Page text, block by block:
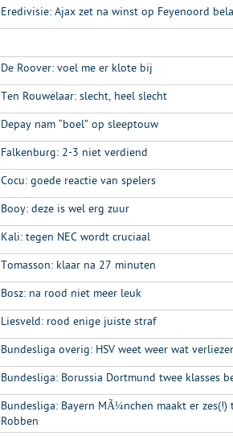
Eredivisie: Ajax zet na winst op Feyenoord
De Roover: voel me er klote bij
Ten Rouwelaar: slecht, heel slecht
Depay nam “boel” op sleeptouw
Falkenburg: 2-3 niet verdiend
Cocu: goede reactie van spelers
Booy: deze is wel erg zuur
Kali: tegen NEC wordt cruciaal
Tomasson: klaar na 27 minuten
Bosz: na rood niet meer leuk
Liesveld: rood enige juiste straf
Bundesliga overig: HSV weet weer wat
Bundesliga: Borussia Dortmund twee klasses
Bundesliga: Bayern MÃ¼nchen maakt er
Robben